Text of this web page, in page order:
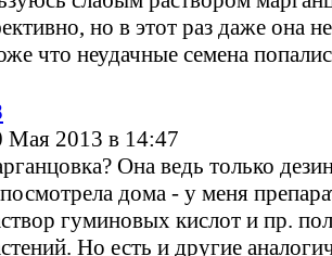
но в этот раз даже она
что неудачные семена
Мая 2013 в 14:47
Она ведь только
дома - у меня
гуминовых кислот и пр.
Но есть и другие